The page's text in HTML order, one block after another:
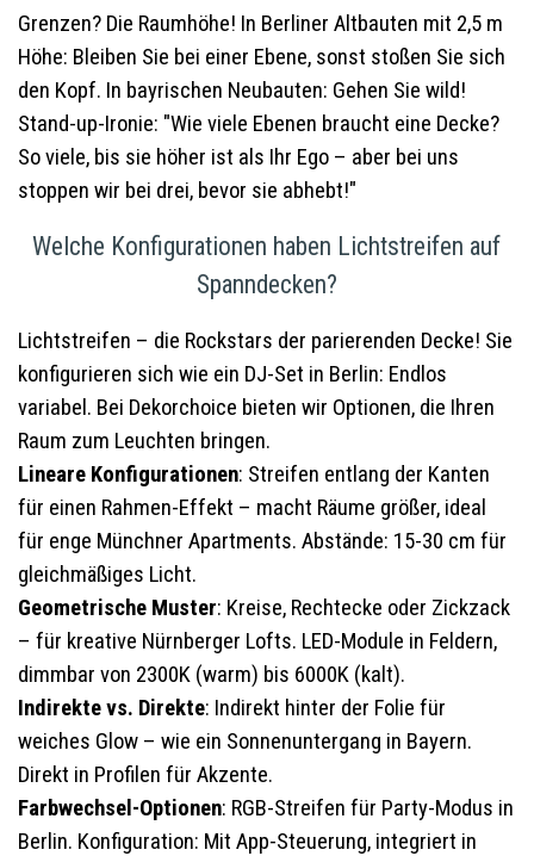
Grenzen? Die Raumhöhe! In Berliner Altbauten mit 2,5 m
Höhe: Bleiben Sie bei einer Ebene, sonst stoßen Sie sich
den Kopf. In bayrischen Neubauten: Gehen Sie wild!
Stand-up-Ironie: "Wie viele Ebenen braucht eine Decke?
So viele, bis sie höher ist als Ihr Ego – aber bei uns
stoppen wir bei drei, bevor sie abhebt!"
Welche Konfigurationen haben Lichtstreifen auf
Spanndecken?
Lichtstreifen – die Rockstars der parierenden Decke! Sie
konfigurieren sich wie ein DJ-Set in Berlin: Endlos
variabel. Bei Dekorchoice bieten wir Optionen, die Ihren
Raum zum Leuchten bringen.
Lineare Konfigurationen: Streifen entlang der Kanten
für einen Rahmen-Effekt – macht Räume größer, ideal
für enge Münchner Apartments. Abstände: 15-30 cm für
gleichmäßiges Licht.
Geometrische Muster: Kreise, Rechtecke oder Zickzack
– für kreative Nürnberger Lofts. LED-Module in Feldern,
dimmbar von 2300K (warm) bis 6000K (kalt).
Indirekte vs. Direkte: Indirekt hinter der Folie für
weiches Glow – wie ein Sonnenuntergang in Bayern.
Direkt in Profilen für Akzente.
Farbwechsel-Optionen: RGB-Streifen für Party-Modus in
Berlin. Konfiguration: Mit App-Steuerung, integriert in